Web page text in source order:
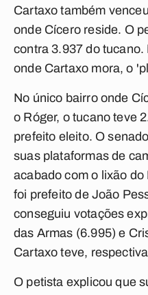
Cartaxo também
onde Cícero reside. O
contra 3.937 do
onde Cartaxo mora, o
No único bairro onde
o Róger, o tucano teve
prefeito eleito. O
suas plataformas de
acabado com o lixão
foi prefeito de João
conseguiu votações
das Armas (6.995) e
Cartaxo teve,
O petista explicou que